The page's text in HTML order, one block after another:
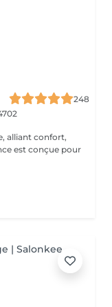
248
alliant confort,
est conçue pour